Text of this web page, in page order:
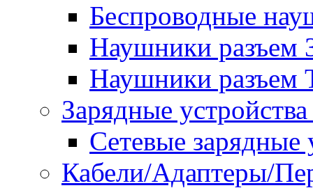
Беспроводные
Наушники разъем
Наушники разъем
Зарядные
Сетевые зарядные
Кабели/Адаптеры/